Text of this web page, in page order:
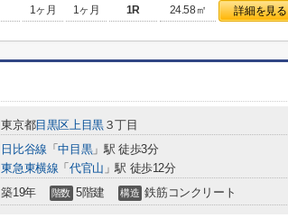
1ヶ月 1ヶ月 1R 24.58㎡ 詳細を見る
東京都目黒区上目黒３丁目
日比谷線 「中目黒」駅 徒歩3分
東急東横線 「 代官山 」駅 徒歩12分
築19年 階数 5階建 構造 鉄筋コンクリート